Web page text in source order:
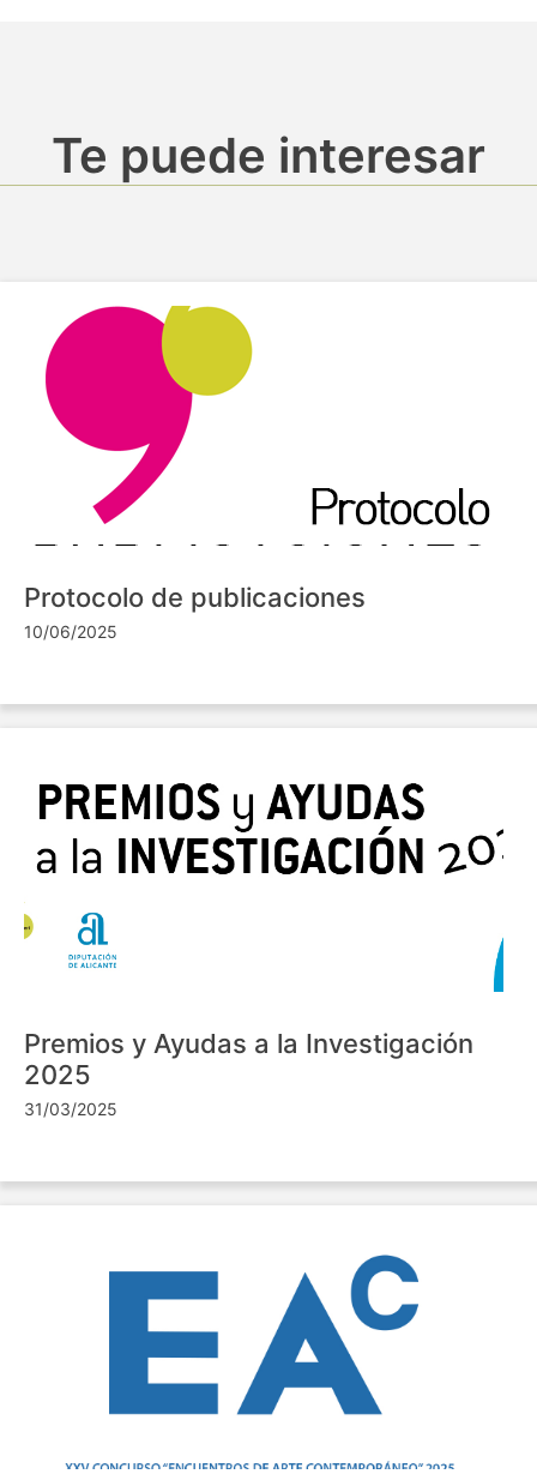
Te puede interesar
Protocolo de publicaciones
10/06/2025
Premios y Ayudas a la Investigación
2025
31/03/2025